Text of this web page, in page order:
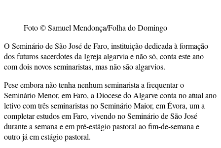
Foto © Samuel Mendonça/Folha do Domingo
O Seminário de São José de Faro, instituição dedicada à formação
dos futuros sacerdotes da Igreja algarvia e não só, conta este ano
com dois novos seminaristas, mas não são algarvios.
Pese embora não tenha nenhum seminarista a frequentar o
Seminário Menor, em Faro, a Diocese do Algarve conta no atual ano
letivo com três seminaristas no Seminário Maior, em Évora, um a
completar estudos em Faro, vivendo no Seminário de São José
durante a semana e em pré-estágio pastoral ao fim-de-semana e
outro já em estágio pastoral.